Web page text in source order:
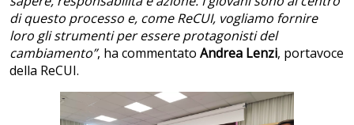
di questo processo e, come ReCUI, vogliamo fornire
loro gli strumenti per essere protagonisti del
cambiamento”, ha commentato Andrea Lenzi, portavoce
della ReCUI.